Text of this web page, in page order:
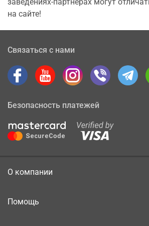
на сайте!
Связаться с нами
Безопасность платежей
О компании
Помощь